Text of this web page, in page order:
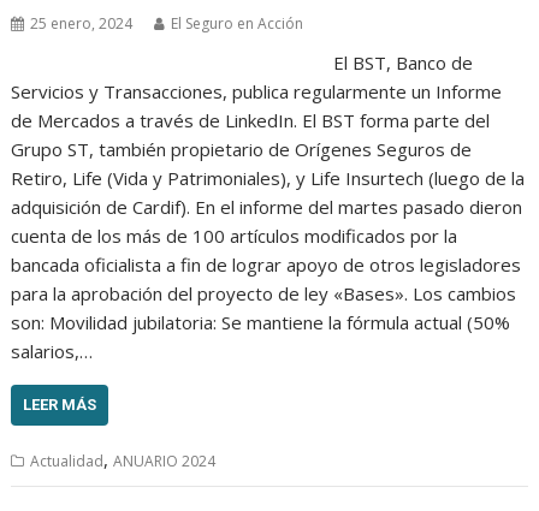
25 enero, 2024 El Seguro en Acción
El BST, Banco de
Servicios y Transacciones, publica regularmente un Informe
de Mercados a través de LinkedIn. El BST forma parte del
Grupo ST, también propietario de Orígenes Seguros de
Retiro, Life (Vida y Patrimoniales), y Life Insurtech (luego de la
adquisición de Cardif). En el informe del martes pasado dieron
cuenta de los más de 100 artículos modificados por la
bancada oficialista a fin de lograr apoyo de otros legisladores
para la aprobación del proyecto de ley «Bases». Los cambios
son: Movilidad jubilatoria: Se mantiene la fórmula actual (50%
salarios,…
LEER MÁS
Actualidad,ANUARIO 2024